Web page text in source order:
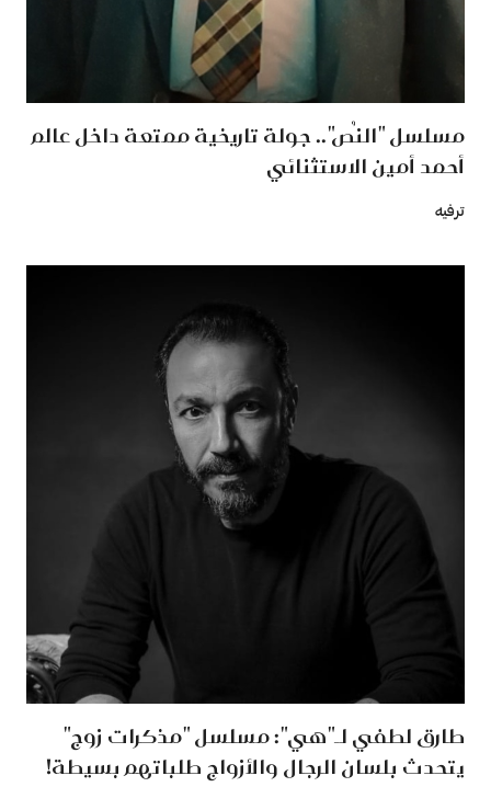
مسلسل "النُص".. جولة تاريخية ممتعة داخل عالم
أحمد أمين الاستثنائي
ترفيه
طارق لطفي لـ"هي": مسلسل "مذكرات زوج"
يتحدث بلسان الرجال والأزواج طلباتهم بسيطة!